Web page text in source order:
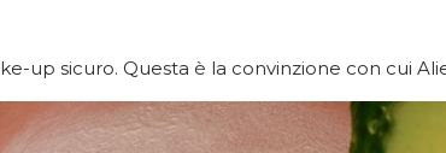
up sicuro. Questa è la convinzione con cui